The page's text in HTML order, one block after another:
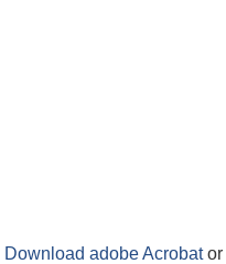
Download adobe Acrobator